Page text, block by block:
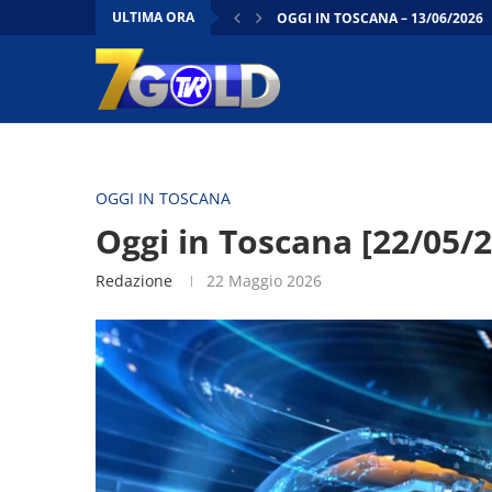
ULTIMA ORA
OGGI IN TOSCANA – 13/06/2026
OGGI IN TOSCANA
Oggi in Toscana [22/05/
Redazione 22 Maggio 2026
Video
Player